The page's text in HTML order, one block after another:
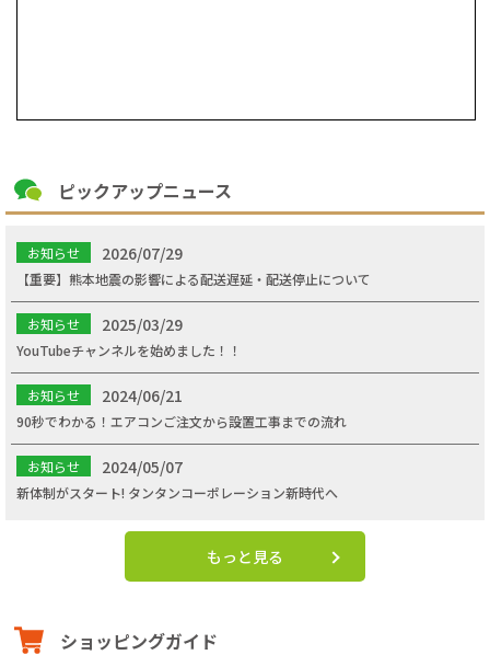
ピックアップニュース
お知らせ 2026/07/29
【重要】熊本地震の影響による配送遅延・配送停止について
お知らせ 2025/03/29
YouTubeチャンネルを始めました！！
お知らせ 2024/06/21
90秒でわかる！エアコンご注文から設置工事までの流れ
お知らせ 2024/05/07
新体制がスタート! タンタンコーポレーション新時代へ
もっと見る
ショッピングガイド